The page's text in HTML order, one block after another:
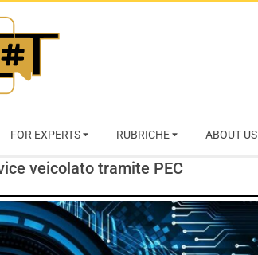
FOR EXPERTS RUBRICHE ABOUT US
veicolato tramite PEC